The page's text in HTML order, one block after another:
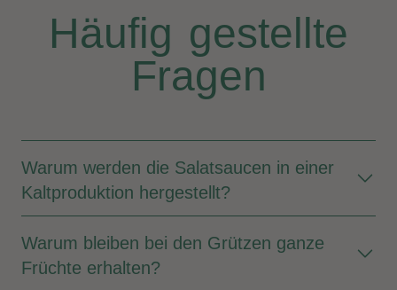
Häufig gestellte
Fragen
Warum werden die Salatsaucen in einer
Kaltproduktion hergestellt?
Warum bleiben bei den Grützen ganze
Früchte erhalten?